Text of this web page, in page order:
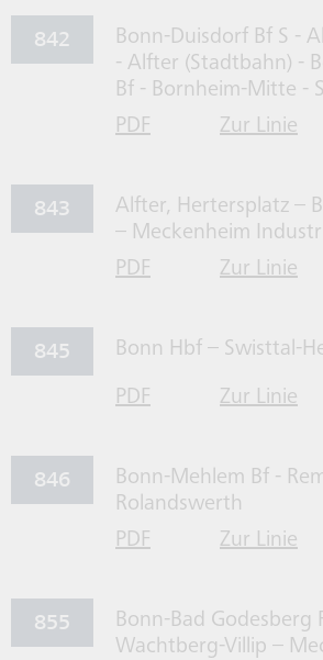
842
Bonn-Duisdorf Bf S -
- Alfter (Stadtbahn) -
Bf - Bornheim-Mitte -
PDFfür Linie 842
Zur Linie
843
Alfter, Hertersplatz –
– Meckenheim
PDFfür Linie 843
Zur Linie
845 Bonn Hbf – Swisttal-
PDFfür Linie 845
Zur Linie
846
Bonn-Mehlem Bf -
Rolandswerth
PDFfür Linie 846
Zur Linie
855
Bonn-Bad Godesberg
Wachtberg-Villip –